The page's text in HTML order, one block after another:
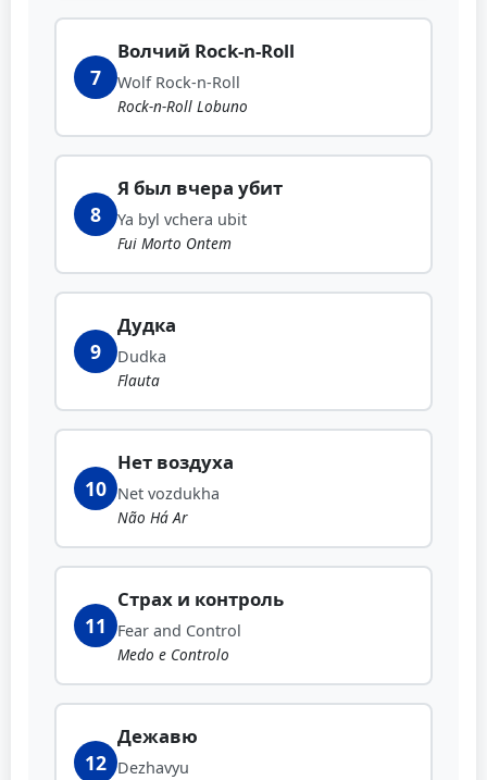
7
Волчий Rock-n-Roll
Wolf Rock-n-Roll
Rock-n-Roll Lobuno
8
Я был вчера убит
Ya byl vchera ubit
Fui Morto Ontem
9
Дудка
Dudka
Flauta
10
Нет воздуха
Net vozdukha
Não Há Ar
11
Страх и контроль
Fear and Control
Medo e Controlo
12
Дежавю
Dezhavyu